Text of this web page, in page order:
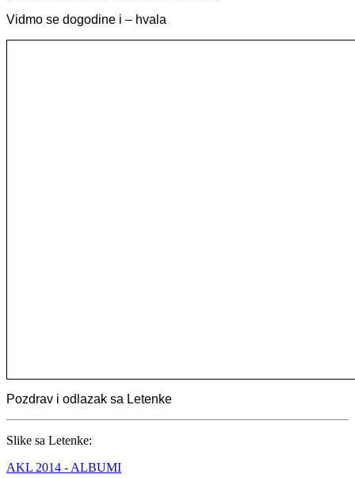
Vidmo se dogodine i – hvala
Pozdrav i odlazak sa Letenke
Slike sa Letenke:
AKL 2014 - ALBUMI